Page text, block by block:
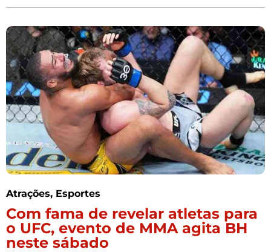
Atrações, Esportes
Com fama de revelar atletas para
o UFC, evento de MMA agita BH
neste sábado